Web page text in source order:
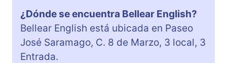
¿Dónde se encuentra Bellear English?
Bellear English está ubicada en Paseo
José Saramago, C. 8 de Marzo, 3 local, 3
Entrada.